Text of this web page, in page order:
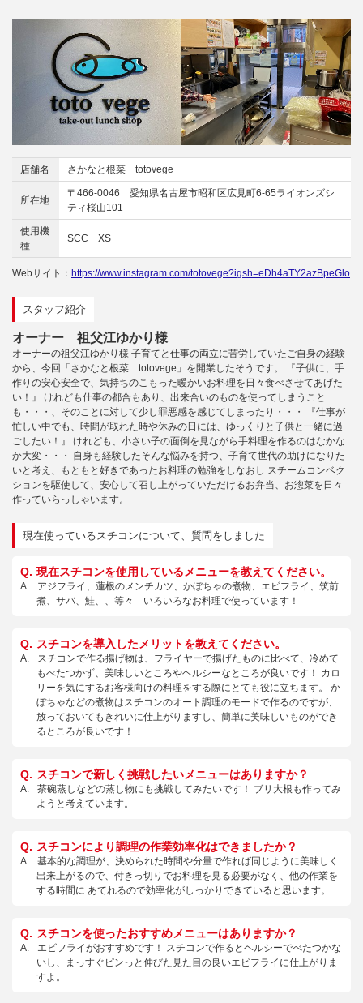
店舗名 さかなと根菜 totovege
所在地
〒466-0046 愛知県名古屋市昭和区広見町6-65ライオンズシ
ティ桜山101
使用機
種
SCC XS
Webサイト： https://www.instagram.com/totovege?igsh=eDh4aTY2azBpeGlo
スタッフ紹介
オーナー 祖父江ゆかり様
オーナーの祖父江ゆかり様 子育てと仕事の両立に苦労していたご自身の経験
から、今回「さかなと根菜 totovege」を開業したそうです。 『子供に、手
作りの安心安全で、気持ちのこもった暖かいお料理を日々食べさせてあげた
い！』 けれども仕事の都合もあり、出来合いのものを使ってしまうこと
も・・・、そのことに対して少し罪悪感を感じてしまったり・・・ 『仕事が
忙しい中でも、時間が取れた時や休みの日には、ゆっくりと子供と一緒に過
ごしたい！』 けれども、小さい子の面倒を見ながら手料理を作るのはなかな
か大変・・・ 自身も経験したそんな悩みを持つ、子育て世代の助けになりた
いと考え、もともと好きであったお料理の勉強をしなおし スチームコンベク
ションを駆使して、安心して召し上がっていただけるお弁当、お惣菜を日々
作っていらっしゃいます。
現在使っているスチコンについて、質問をしました
現在スチコンを使用しているメニューを教えてください。
アジフライ、蓮根のメンチカツ、かぼちゃの煮物、エビフライ、筑前
煮、サバ、鮭、、等々 いろいろなお料理で使っています！
スチコンを導入したメリットを教えてください。
スチコンで作る揚げ物は、フライヤーで揚げたものに比べて、冷めて
もべたつかず、美味しいところやヘルシーなところが良いです！ カロ
リーを気にするお客様向けの料理をする際にとても役に立ちます。 か
ぼちゃなどの煮物はスチコンのオート調理のモードで作るのですが、
放っておいてもきれいに仕上がりますし、簡単に美味しいものができ
るところが良いです！
スチコンで新しく挑戦したいメニューはありますか？
茶碗蒸しなどの蒸し物にも挑戦してみたいです！ ブリ大根も作ってみ
ようと考えています。
スチコンにより調理の作業効率化はできましたか？
基本的な調理が、決められた時間や分量で作れば同じように美味しく
出来上がるので、付きっ切りでお料理を見る必要がなく、他の作業を
する時間に あてれるので効率化がしっかりできていると思います。
スチコンを使ったおすすめメニューはありますか？
エビフライがおすすめです！ スチコンで作るとヘルシーでべたつかな
いし、まっすぐピンっと伸びた見た目の良いエビフライに仕上がりま
すよ。